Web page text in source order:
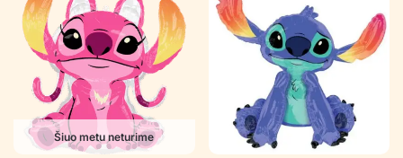
Šiuo metu neturime